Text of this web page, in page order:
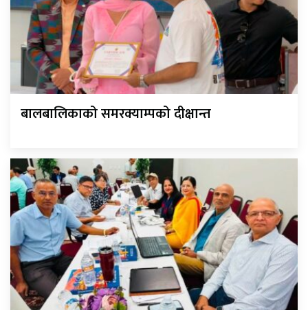
बालबालिकाको समरक्याम्पको दीक्षान्त